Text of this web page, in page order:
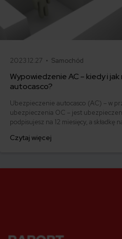
2023.12.27 • Samochód
Wypowiedzenie AC – kiedy i
autocasco?
Ubezpieczenie autocasco (AC) – w
ubezpieczenia OC – jest
podpisujesz na 12 miesięcy, a składkę
ofertę lub zdecydowałeś się sprzedać
Czytaj więcej